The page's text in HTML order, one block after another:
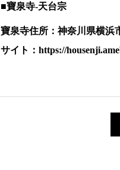
■寶泉寺-天台宗
寶泉寺住所：神奈川県横浜
サイト：https://